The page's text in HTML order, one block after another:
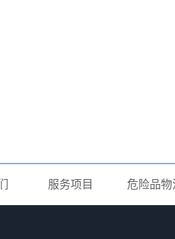
服务项目 危险品物